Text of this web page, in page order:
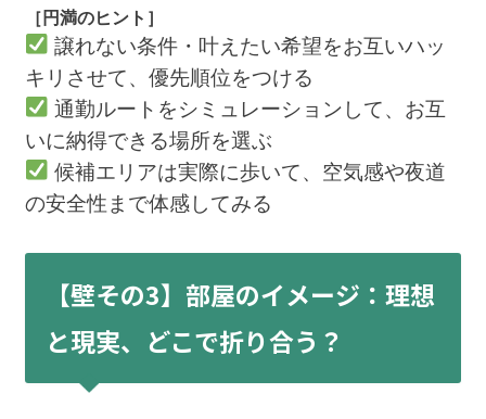
［円満のヒント］
譲れない条件・叶えたい希望をお互いハッ
キリさせて、優先順位をつける
通勤ルートをシミュレーションして、お互
いに納得できる場所を選ぶ
候補エリアは実際に歩いて、空気感や夜道
の安全性まで体感してみる
【壁その3】部屋のイメージ：理想
と現実、どこで折り合う？